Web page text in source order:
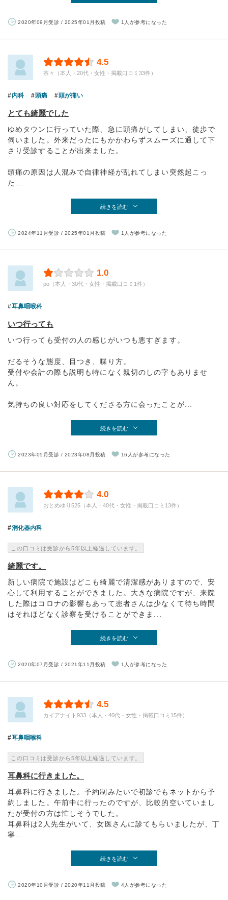
2020年09月受診 / 2025年01月投稿 1人が参考になった
4.5
茶々（本人・20代・女性・掲載口コミ33件）
内科 頭痛 頭が痛い
とても綺麗でした
ゆめタウンに行っていた際、急に頭痛がしてしまい、徒歩で
伺いました。外来だったにもかかわらずスムーズに通して下
さり受診することが出来ました。
頭痛の原因は人混みで自律神経が乱れてしまい突然起こっ
た...
続きを読む
2024年11月受診 / 2025年01月投稿 1人が参考になった
1.0
po（本人・30代・女性・掲載口コミ1件）
耳鼻咽喉科
いつ行っても
いつ行っても受付の人の感じがいつも悪すぎます。
だるそうな態度、目つき、喋り方。
受付や会計の際も説明も特になく親切のしの字もありませ
ん。
気持ちの良い対応をしてくださる方に会ったことが...
続きを読む
2023年05月受診 / 2023年08月投稿 16人が参考になった
4.0
おとめゆり525（本人・40代・女性・掲載口コミ13件）
消化器内科
この口コミは受診から5年以上経過しています。
綺麗です。
新しい病院で施設はどこも綺麗で清潔感がありますので、安
心して利用することができました。大きな病院ですが、来院
した際はコロナの影響もあって患者さんは少なくて待ち時間
はそれほどなく診察を受けることができま...
続きを読む
2020年07月受診 / 2021年11月投稿 1人が参考になった
4.5
カイアナイト933（本人・40代・女性・掲載口コミ15件）
耳鼻咽喉科
この口コミは受診から5年以上経過しています。
耳鼻科に行きました。
耳鼻科に行きました。予約制みたいで初診でもネットから予
約しました。午前中に行ったのですが、比較的空いていまし
たが受付の方は忙しそうでした。
耳鼻科は2人先生がいて、女医さんに診てもらいましたが、丁
寧...
続きを読む
2020年10月受診 / 2020年11月投稿 4人が参考になった